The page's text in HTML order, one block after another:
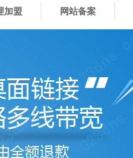
加盟 网站备案